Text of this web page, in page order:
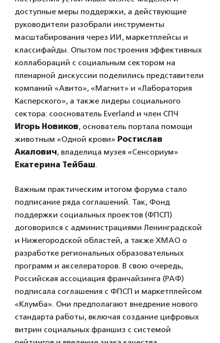
доступные меры поддержки, а действующие
руководители разобрали инструменты
масштабирования через ИИ, маркетплейсы и
классифайды. Опытом построения эффективных
коллабораций с социальным сектором на
пленарной дискуссии поделились представители
компаний «Авито», «Магнит» и «Лаборатория
Касперского», а также лидеры социального
сектора: сооснователь Everland и член СПЧ
Игорь Новиков, основатель портала помощи
животным «Одной крови» Ростислав
Акалович, владелица музея «Сенсориум»
Екатерина Тейбаш.
Важным практическим итогом форума стало
подписание ряда соглашений. Так, Фонд
поддержки социальных проектов (ФПСП)
договорился с администрациями Ленинградской
и Нижегородской областей, а также ХМАО о
разработке региональных образовательных
программ и акселераторов. В свою очередь,
Российская ассоциация франчайзинга (РАФ)
подписала соглашения с ФПСП и маркетплейсом
«Клумба». Они предполагают внедрение нового
стандарта работы, включая создание цифровых
витрин социальных франшиз с системой